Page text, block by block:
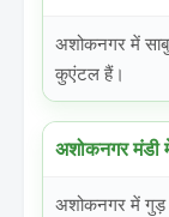
अशोकनगर में
कुएंटल हैं।
अशोकनगर मंडी
अशोकनगर में गुड़